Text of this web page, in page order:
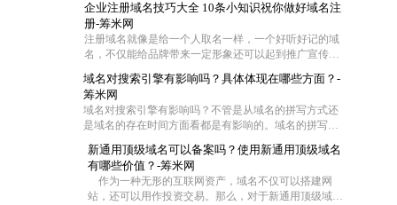
么联系在一起呢?一般都是通过域名解析把域名指向空间
IP，让用户可以通过域名访问网站空间。那么网站域名如
何绑定空间？下面筹米网小编就带大家去看看域名怎么和
空间绑定和域名绑定空间流程是怎样的。
企业注册域名技巧大全 10条小知识祝你做好域名注
册-筹米网
注册域名就像是给一个人取名一样，一个好听好记的域
名，不仅能给品牌带来一定形象还可以起到推广宣传的
大，那么作为一家企业怎么去注册域名成了企业的难
题，今天筹米就给大家一些小妙招！帮你选择适合的好
域名：
域名对搜索引擎有影响吗？具体体现在哪些方面？-
筹米网
域名对搜索引擎有影响吗？不管是从域名的拼写方式还
是域名的存在时间方面看都是有影响的。域名的拼写是
且一般来说域名时间越长对优化越有帮助，但是在用老
域名时，要注意域名是否被K这样是对SEO不利。当然还
有其他一些影响
新通用顶级域名可以备案吗？使用新通用顶级域名
有哪些价值？-筹米网
作为一种无形的互联网资产，域名不仅可以搭建网
站，还可以用作投资交易。那么，对于新通用顶级域